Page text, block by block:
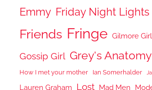
Emmy Friday Night Lights
Friends Fringe Gilmore
Gossip Girl Grey's Anatomy
How I met your mother Ian Somerhalder
Lauren Graham Lost Mad Men